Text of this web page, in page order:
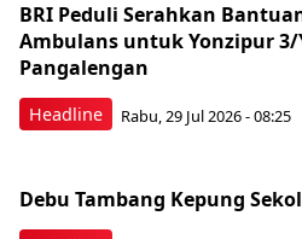
Headline
BRI Peduli Serahkan
Ambulans untuk Yonzipur 3/
Pangalengan
Rabu, 29 Jul 2026 - 08:25
Debu Tambang Kepung